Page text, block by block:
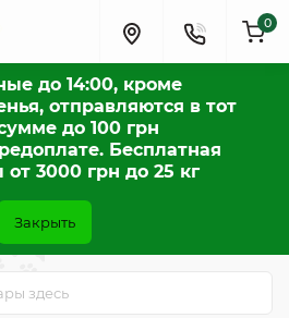
до 14:00, кроме
отправляются в тот
до 100 грн
Бесплатная
от 3000 грн до 25 кг
Закрыть
0